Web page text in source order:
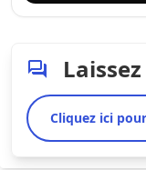
Cliquez ici